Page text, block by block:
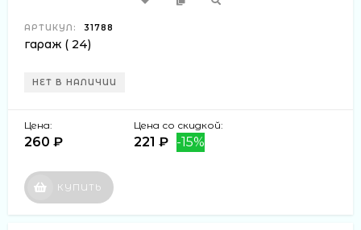
АРТИКУЛ: 31788
гараж ( 24)
НЕТ В НАЛИЧИИ
Цена:
260 ₽
Цена со скидкой:
221 ₽ -15%
КУПИТЬ